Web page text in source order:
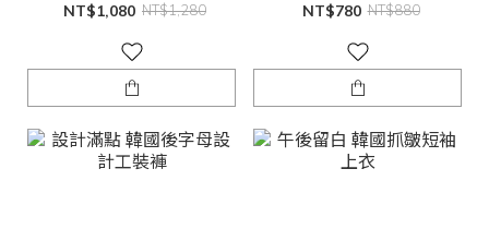
NT$1,080 NT$1,280 NT$780 NT$880